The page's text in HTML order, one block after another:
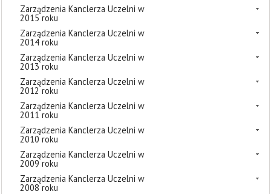
Zarządzenia Kanclerza Uczelni w
2015 roku
Zarządzenia Kanclerza Uczelni w
2014 roku
Zarządzenia Kanclerza Uczelni w
2013 roku
Zarządzenia Kanclerza Uczelni w
2012 roku
Zarządzenia Kanclerza Uczelni w
2011 roku
Zarządzenia Kanclerza Uczelni w
2010 roku
Zarządzenia Kanclerza Uczelni w
2009 roku
Zarządzenia Kanclerza Uczelni w
2008 roku